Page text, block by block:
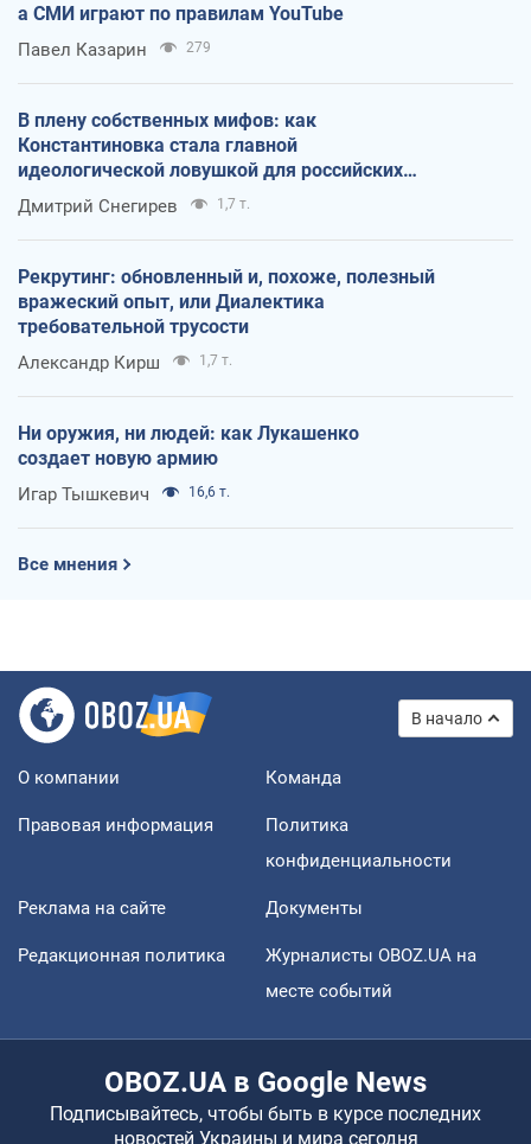
а СМИ играют по правилам YouTube
Павел Казарин 279
В плену собственных мифов: как
Константиновка стала главной
идеологической ловушкой для российских
оккупантов
Дмитрий Снегирев 1,7 т.
Рекрутинг: обновленный и, похоже, полезный
вражеский опыт, или Диалектика
требовательной трусости
Александр Кирш 1,7 т.
Ни оружия, ни людей: как Лукашенко
создает новую армию
Игар Тышкевич 16,6 т.
Все мнения
В начало
О компании Команда
Правовая информация
Политика
конфиденциальности
Реклама на сайте Документы
Редакционная политика
Журналисты OBOZ.UA на
месте событий
OBOZ.UA в Google News
Подписывайтесь, чтобы быть в курсе последних
новостей Украины и мира сегодня